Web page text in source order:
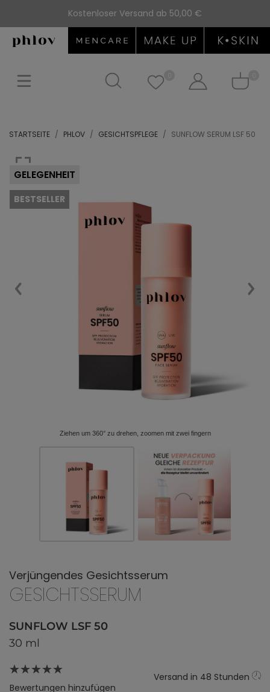
Kostenloser Versand ab 50,00 €
STARTSEITE PHLOV GESICHTSPFLEGE SUNFLOW SERUM LSF 50
GELEGENHEIT
BESTSELLER
Ziehen um 360° zu drehen, zoomen mit zwei fingern
Verjüngendes Gesichtsserum
GESICHTSSERUM
SUNFLOW LSF 50
30 ml
Bewertungen hinzufügen
Versand in 48 Stunden